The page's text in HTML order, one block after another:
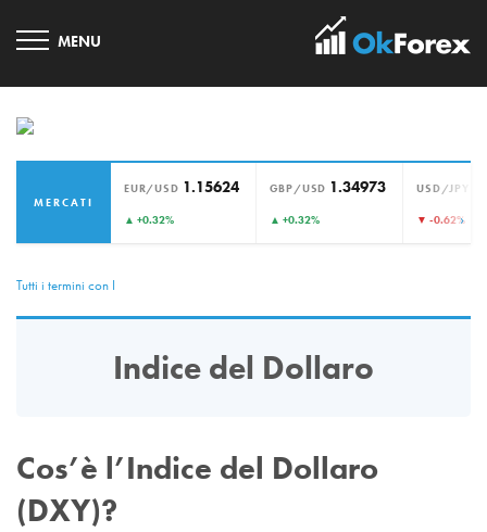
MERCATI
EUR/USD 1.15624
▲ +0.32%
GBP/USD 1.34973
▲ +0.32%
USD/JPY
▼ -0.62%
›
Tutti i termini con I
Indice del Dollaro
Cos’è l’Indice del Dollaro
(DXY)?